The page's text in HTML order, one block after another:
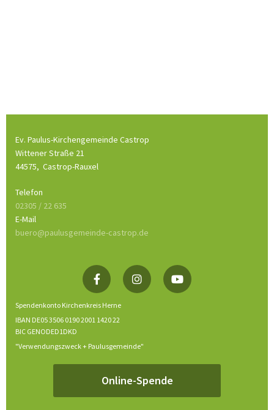
Ev. Paulus-Kirchengemeinde Castrop
Wittener Straße 21
44575, Castrop-Rauxel
Telefon
02305 / 22 635
E-Mail
buero@paulusgemeinde-castrop.de
Spendenkonto Kirchenkreis Herne
IBAN DE05 3506 0190 2001 1420 22
BIC GENODED1DKD
"Verwendungszweck + Paulusgemeinde"
Online-Spende